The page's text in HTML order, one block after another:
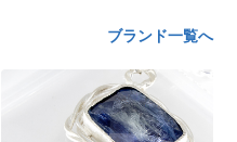
ブランド一覧へ